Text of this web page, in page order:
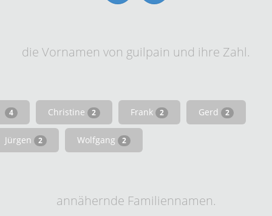
die Vornamen von guilpain und ihre Zahl.
4 Christine 2 Frank 2 Gerd 2
Jürgen 2 Wolfgang 2
annähernde Familiennamen.